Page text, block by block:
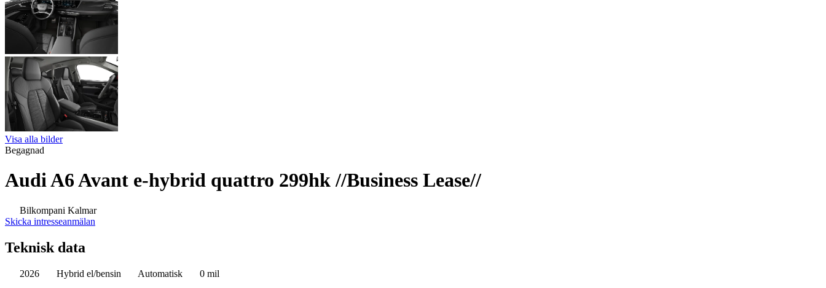
Visa alla bilder
Begagnad
Audi A6 Avant e-hybrid quattro 299hk //Business Lease//
Bilkompani Kalmar
Skicka intresseanmälan
Teknisk data
2026 Hybrid el/bensin Automatisk
0 mil